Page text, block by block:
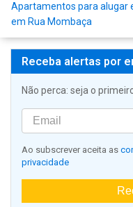
Apartamentos para alugar
em Rua Mombaça
Receba alertas por
Não perca: seja o
Ao subscrever aceita as
privacidade